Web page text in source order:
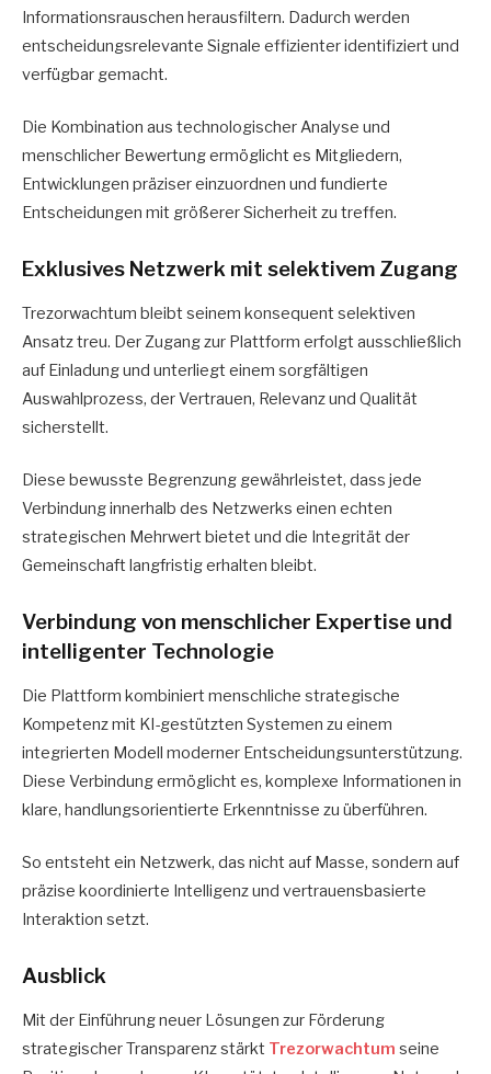
Informationsrauschen herausfiltern. Dadurch werden
entscheidungsrelevante Signale effizienter identifiziert und
verfügbar gemacht.
Die Kombination aus technologischer Analyse und
menschlicher Bewertung ermöglicht es Mitgliedern,
Entwicklungen präziser einzuordnen und fundierte
Entscheidungen mit größerer Sicherheit zu treffen.
Exklusives Netzwerk mit selektivem Zugang
Trezorwachtum bleibt seinem konsequent selektiven
Ansatz treu. Der Zugang zur Plattform erfolgt ausschließlich
auf Einladung und unterliegt einem sorgfältigen
Auswahlprozess, der Vertrauen, Relevanz und Qualität
sicherstellt.
Diese bewusste Begrenzung gewährleistet, dass jede
Verbindung innerhalb des Netzwerks einen echten
strategischen Mehrwert bietet und die Integrität der
Gemeinschaft langfristig erhalten bleibt.
Verbindung von menschlicher Expertise und
intelligenter Technologie
Die Plattform kombiniert menschliche strategische
Kompetenz mit KI-gestützten Systemen zu einem
integrierten Modell moderner Entscheidungsunterstützung.
Diese Verbindung ermöglicht es, komplexe Informationen in
klare, handlungsorientierte Erkenntnisse zu überführen.
So entsteht ein Netzwerk, das nicht auf Masse, sondern auf
präzise koordinierte Intelligenz und vertrauensbasierte
Interaktion setzt.
Ausblick
Mit der Einführung neuer Lösungen zur Förderung
strategischer Transparenz stärkt Trezorwachtum seine